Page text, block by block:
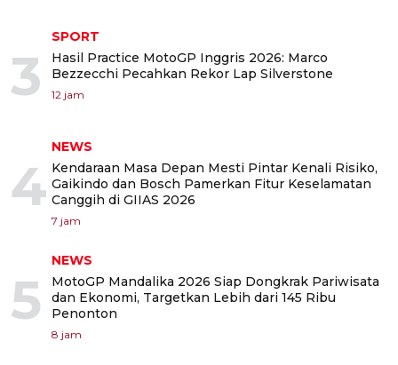
3
SPORT
Hasil Practice MotoGP Inggris 2026: Marco
Bezzecchi Pecahkan Rekor Lap Silverstone
12 jam
4
NEWS
Kendaraan Masa Depan Mesti Pintar Kenali Risiko,
Gaikindo dan Bosch Pamerkan Fitur Keselamatan
Canggih di GIIAS 2026
7 jam
5
NEWS
MotoGP Mandalika 2026 Siap Dongkrak Pariwisata
dan Ekonomi, Targetkan Lebih dari 145 Ribu
Penonton
8 jam